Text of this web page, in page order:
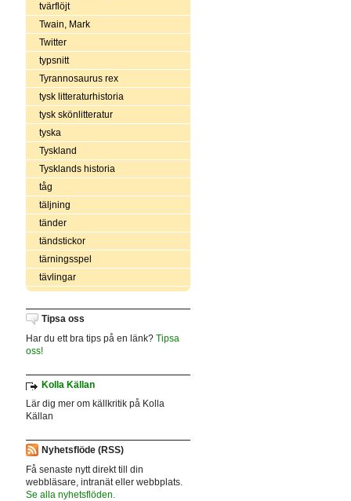
tvärflöjt
Twain, Mark
Twitter
typsnitt
Tyrannosaurus rex
tysk litteraturhistoria
tysk skönlitteratur
tyska
Tyskland
Tysklands historia
tåg
täljning
tänder
tändstickor
tärningsspel
tävlingar
Tipsa oss
Har du ett bra tips på en länk? Tipsa
oss!
Kolla Källan
Lär dig mer om källkritik på Kolla
Källan
Nyhetsflöde (RSS)
Få senaste nytt direkt till din
webbläsare, intranät eller webbplats.
Se alla nyhetsflöden.